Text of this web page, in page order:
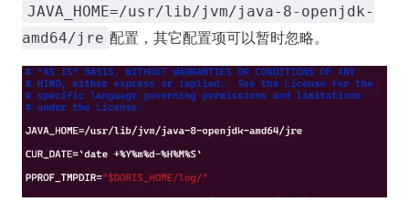
JAVA_HOME=/usr/lib/jvm/java-8-openjdk-
amd64/jre 配置，其它配置项可以暂时忽略。